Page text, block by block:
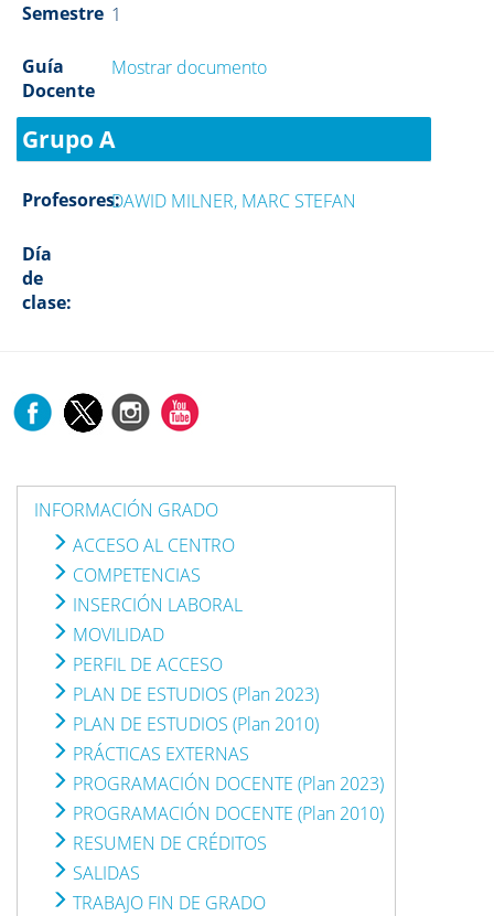
Semestre 1
Guía
Docente
Mostrar documento
Grupo A
Profesores:DAWID MILNER, MARC STEFAN
Día
de
clase:
INFORMACIÓN GRADO
ACCESO AL CENTRO
COMPETENCIAS
INSERCIÓN LABORAL
MOVILIDAD
PERFIL DE ACCESO
PLAN DE ESTUDIOS (Plan 2023)
PLAN DE ESTUDIOS (Plan 2010)
PRÁCTICAS EXTERNAS
PROGRAMACIÓN DOCENTE (Plan 2023)
PROGRAMACIÓN DOCENTE (Plan 2010)
RESUMEN DE CRÉDITOS
SALIDAS
TRABAJO FIN DE GRADO